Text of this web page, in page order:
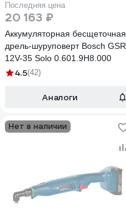
Последняя цена
20 163 ₽
Аккумуляторная бесщеточная
дрель-шуруповерт Bosch GSR
12V-35 Solo 0.601.9H8.000
4.5(42)
Аналоги
Нет в наличии